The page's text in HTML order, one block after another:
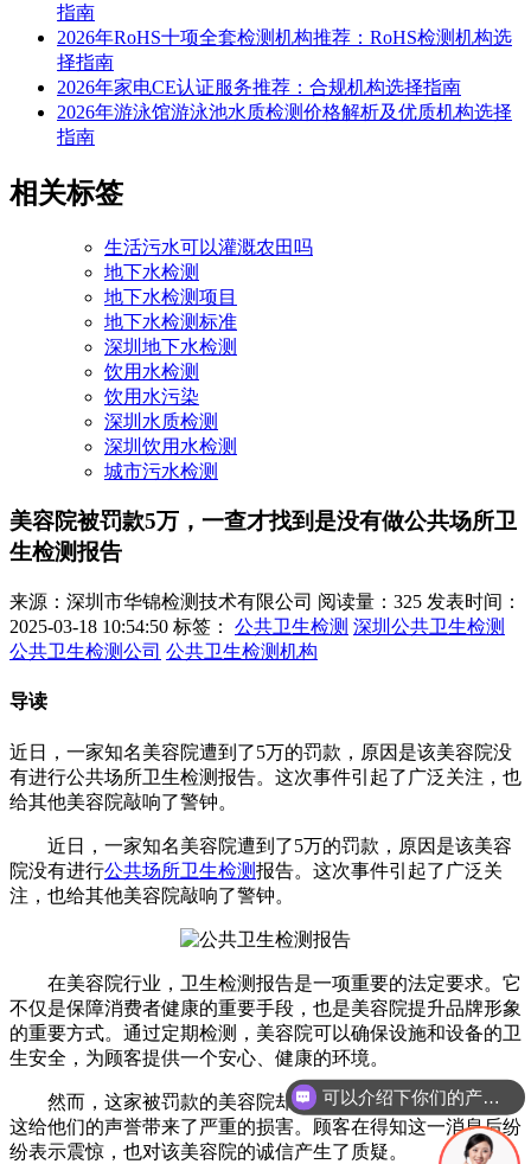
指南
2026年RoHS十项全套检测机构推荐：RoHS检测机构选
择指南
2026年家电CE认证服务推荐：合规机构选择指南
2026年游泳馆游泳池水质检测价格解析及优质机构选择
指南
相关标签
生活污水可以灌溉农田吗
地下水检测
地下水检测项目
地下水检测标准
深圳地下水检测
饮用水检测
饮用水污染
深圳水质检测
深圳饮用水检测
城市污水检测
美容院被罚款5万，一查才找到是没有做公共场所卫
生检测报告
来源：深圳市华锦检测技术有限公司 阅读量：325 发表时间：
2025-03-18 10:54:50 标签： 公共卫生检测 深圳公共卫生检测
公共卫生检测公司 公共卫生检测机构
导读
近日，一家知名美容院遭到了5万的罚款，原因是该美容院没
有进行公共场所卫生检测报告。这次事件引起了广泛关注，也
给其他美容院敲响了警钟。
近日，一家知名美容院遭到了5万的罚款，原因是该美容
院没有进行公共场所卫生检测报告。这次事件引起了广泛关
注，也给其他美容院敲响了警钟。
在美容院行业，卫生检测报告是一项重要的法定要求。它
不仅是保障消费者健康的重要手段，也是美容院提升品牌形象
的重要方式。通过定期检测，美容院可以确保设施和设备的卫
生安全，为顾客提供一个安心、健康的环境。
然而，这家被罚款的美容院却选择了忽略这项法定要求，
这给他们的声誉带来了严重的损害。顾客在得知这一消息后纷
纷表示震惊，也对该美容院的诚信产生了质疑。
可以介绍下你们的产品么